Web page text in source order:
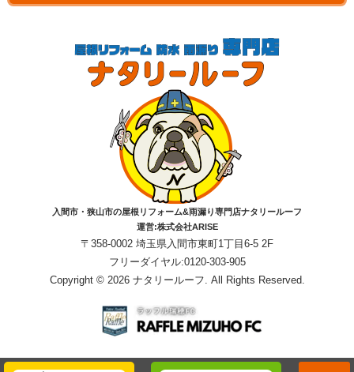
入間市・狭山市の屋根リフォーム&雨漏り専門店ナタリールーフ
運営:株式会社ARISE
〒358-0002 埼玉県入間市東町1丁目6-5 2F
フリーダイヤル:0120-303-905
Copyright © 2026 ナタリールーフ. All Rights Reserved.